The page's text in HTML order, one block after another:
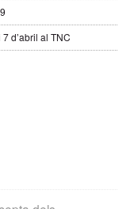
d’abril al TNC